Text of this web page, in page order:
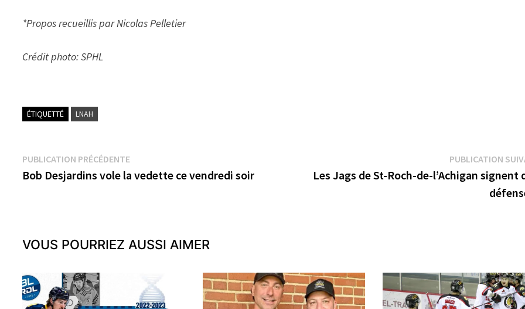
*Propos recueillis par Nicolas Pelletier
Crédit photo: SPHL
ÉTIQUETTÉ LNAH
Navigation
de
PUBLICATION PRÉCÉDENTEPublication
précédente :
Bob Desjardins vole la vedette ce vendredi soir
PUBLICATION
Les Jags de St-Roch-de-l’Achigan signent
VOUS POURRIEZ AUSSI AIMER